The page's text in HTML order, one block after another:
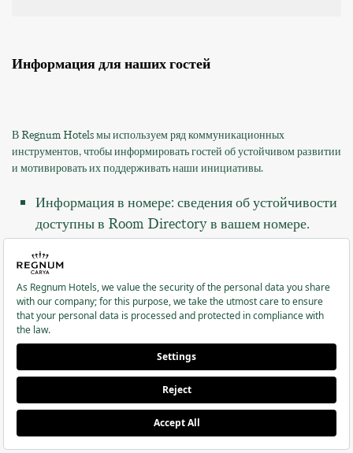
Информация для наших гостей
В Regnum Hotels мы используем ряд коммуникационных
инструментов, чтобы информировать гостей об устойчивом развитии
и мотивировать их поддерживать наши инициативы.
Информация в номере: сведения об устойчивости
доступны в Room Directory в вашем номере.
Мобильное приложение: важные объявления и
информация об устойчивости доступны в нашем
приложении.
Социальные сети и сайт: вы можете следить за
нашими инициативами через каналы и сайт, а
также ознакомиться с ежегодным Отчётом по
устойчивому развитию.
Таблички по биоразнообразию и QR-гид на